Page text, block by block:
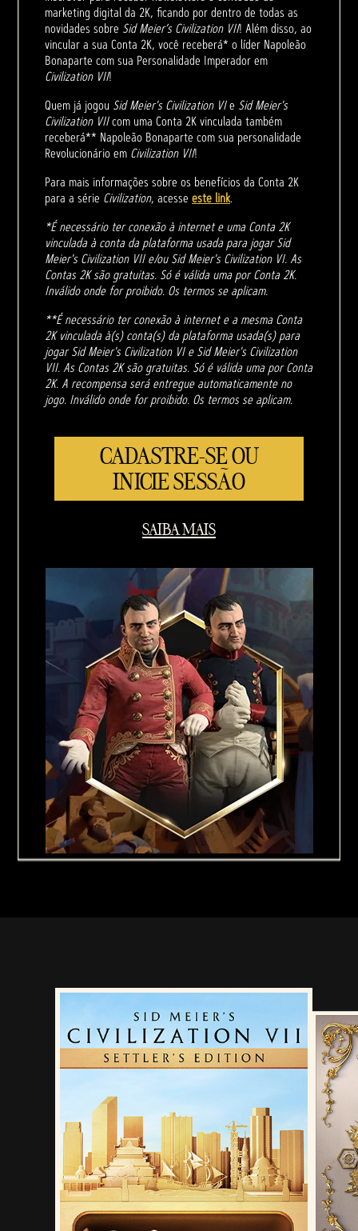
marketing digital da 2K, ficando por dentro de todas as
novidades sobre Sid Meier’s Civilization VII! Além disso, ao
vincular a sua Conta 2K, você receberá* o líder Napoleão
Bonaparte com sua Personalidade Imperador em
Civilization VII!
Quem já jogou Sid Meier's Civilization VIe Sid Meier's
Civilization VIIcom uma Conta 2K vinculada também
receberá** Napoleão Bonaparte com sua personalidade
Revolucionário em Civilization VII!
Para mais informações sobre os benefícios da Conta 2K
para a série Civilization, acesse este link.
*É necessário ter conexão à internet e uma Conta 2K
vinculada à conta da plataforma usada para jogar Sid
Meier's Civilization VII e/ou Sid Meier's Civilization VI. As
Contas 2K são gratuitas. Só é válida uma por Conta 2K.
Inválido onde for proibido. Os termos se aplicam.
**É necessário ter conexão à internet e a mesma Conta
2K vinculada à(s) conta(s) da plataforma usada(s) para
jogar Sid Meier's Civilization VI e Sid Meier's Civilization
VII. As Contas 2K são gratuitas. Só é válida uma por Conta
2K. A recompensa será entregue automaticamente no
jogo. Inválido onde for proibido. Os termos se aplicam.
CADASTRE-SE OU
INICIE SESSÃO
SAIBA MAIS